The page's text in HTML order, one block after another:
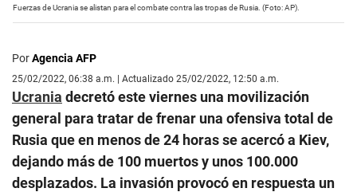
Fuerzas de Ucrania se alistan para el combate contra las tropas de Rusia. (Foto: AP).
PorAgencia AFP
25/02/2022, 06:38 a.m. | Actualizado 25/02/2022, 12:50 a.m.
Ucrania decretó este viernes una movilización
general para tratar de frenar una ofensiva total de
Rusia que en menos de 24 horas se acercó a Kiev,
dejando más de 100 muertos y unos 100.000
desplazados. La invasión provocó en respuesta un